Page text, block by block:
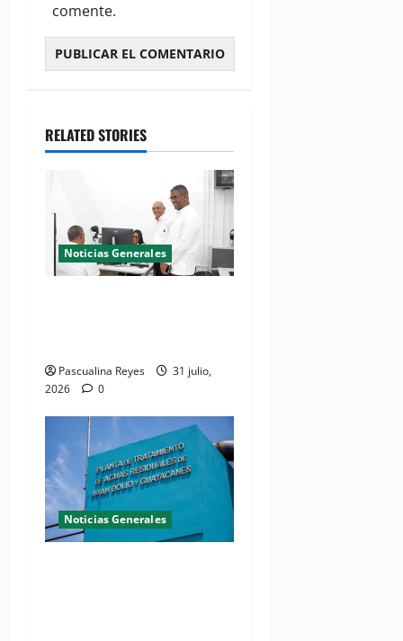
comente.
RELATED STORIES
Noticias Generales
Pascualina Reyes
31 julio,
2026
0
Noticias Generales